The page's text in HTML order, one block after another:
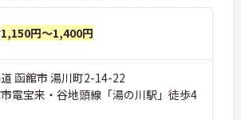
1,150円～1,400円
函館市 湯川町2-14-22
電宝来・谷地頭線「湯の川駅」徒歩4